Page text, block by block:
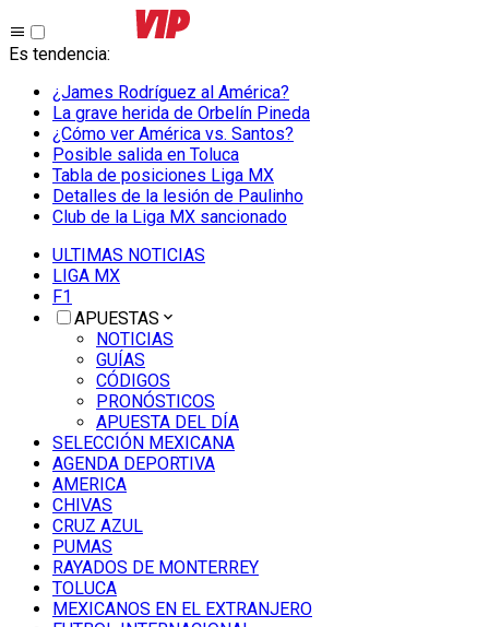
Es tendencia:
¿James Rodríguez al América?
La grave herida de Orbelín Pineda
¿Cómo ver América vs. Santos?
Posible salida en Toluca
Tabla de posiciones Liga MX
Detalles de la lesión de Paulinho
Club de la Liga MX sancionado
ULTIMAS NOTICIAS
LIGA MX
F1
APUESTAS
NOTICIAS
GUÍAS
CÓDIGOS
PRONÓSTICOS
APUESTA DEL DÍA
SELECCIÓN MEXICANA
AGENDA DEPORTIVA
AMERICA
CHIVAS
CRUZ AZUL
PUMAS
RAYADOS DE MONTERREY
TOLUCA
MEXICANOS EN EL EXTRANJERO